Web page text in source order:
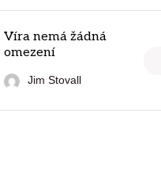
Víra nemá žádná
omezení
Jim Stovall